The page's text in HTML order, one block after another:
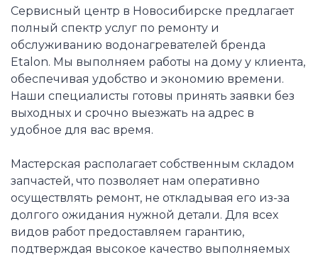
Сервисный центр в Новосибирске предлагает
полный спектр услуг по ремонту и
обслуживанию водонагревателей бренда
Etalon. Мы выполняем работы на дому у клиента,
обеспечивая удобство и экономию времени.
Наши специалисты готовы принять заявки без
выходных и срочно выезжать на адрес в
удобное для вас время.
Мастерская располагает собственным складом
запчастей, что позволяет нам оперативно
осуществлять ремонт, не откладывая его из-за
долгого ожидания нужной детали. Для всех
видов работ предоставляем гарантию,
подтверждая высокое качество выполняемых